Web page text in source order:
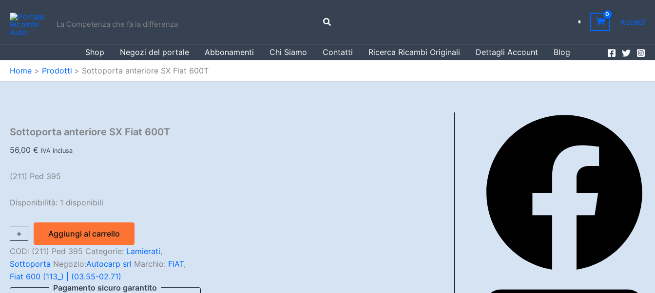
contenuto
La Competenza che fà la differenza Cerca Accedi
Shop Negozi del portale Abbonamenti Chi Siamo Contatti Ricerca Ricambi Originali Dettagli Account
Blog
Home
Prodotti Sottoporta anteriore SX Fiat 600T
Sottoporta anteriore SX Fiat 600T
56,00 € IVA inclusa
(211) Ped 395
Disponibilità: 1 disponibili
-
Sottoporta
anteriore
SX
Fiat
600T
quantità
+
Aggiungi al carrello
COD: (211) Ped 395 Categorie: Lamierati,
Sottoporta Negozio:Autocarp srl Marchio: FIAT,
Fiat 600 (113_) | (03.55-02.71)
Pagamento sicuro garantito